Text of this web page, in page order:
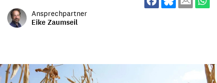
Ansprechpartner
Eike Zaumseil